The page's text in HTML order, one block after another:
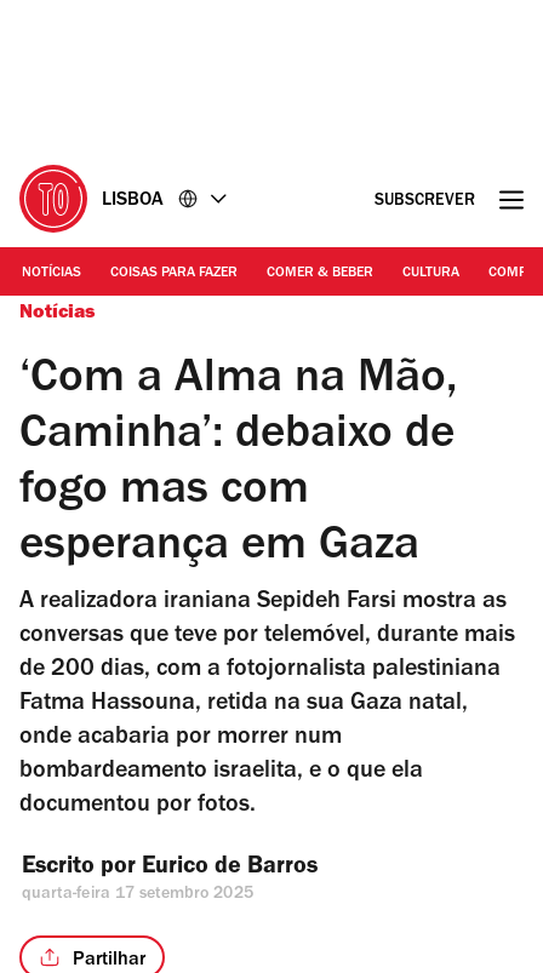
LISBOA SUBSCREVER
NOTÍCIAS COISAS PARA FAZER COMER & BEBER CULTURA
Notícias
‘Com a Alma na Mão,
Caminha’: debaixo de
fogo mas com
esperança em Gaza
A realizadora iraniana Sepideh Farsi mostra as
conversas que teve por telemóvel, durante mais
de 200 dias, com a fotojornalista palestiniana
Fatma Hassouna, retida na sua Gaza natal,
onde acabaria por morrer num
bombardeamento israelita, e o que ela
documentou por fotos.
Escrito por Eurico de Barros
quarta-feira 17 setembro 2025
Partilhar